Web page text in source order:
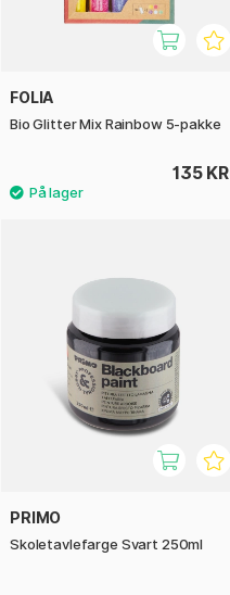
FOLIA
Bio Glitter Mix Rainbow 5-pakke
135 KR
PRIMO
Skoletavlefarge Svart 250ml